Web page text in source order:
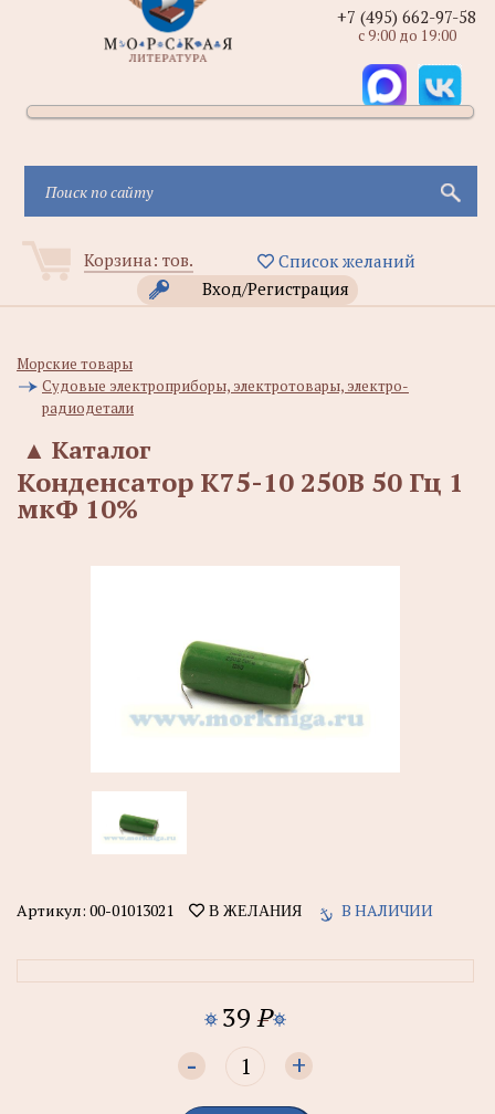
Корзина: тов.
Список желаний
Вход/Регистрация
+7 (495) 662-97-58
с 9:00 до 19:00
Морские товары
Судовые электроприборы, электротовары, электро-
радиодетали
Каталог
▲
Конденсатор К75-10 250В 50 Гц 1
мкФ 10%
Артикул: 00-01013021 В ЖЕЛАНИЯ В НАЛИЧИИ
39 P
- +